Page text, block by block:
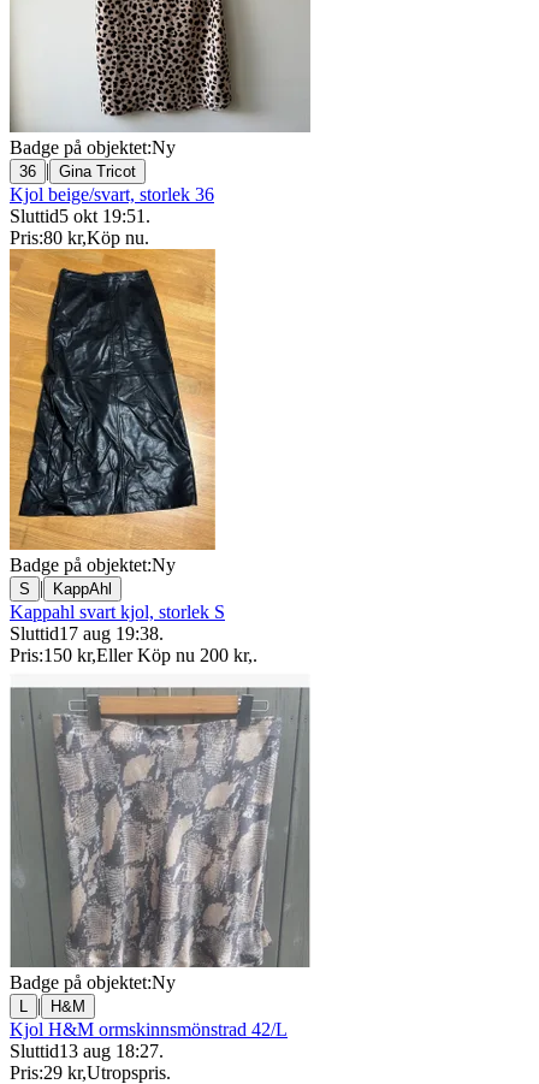
Badge på objektet:Ny
36 | Gina Tricot
Kjol beige/svart, storlek 36
Sluttid5 okt 19:51 .
Pris:80 kr,Köp nu.
Badge på objektet:Ny
S | KappAhl
Kappahl svart kjol, storlek S
Sluttid17 aug 19:38.
Pris:150 kr,Eller Köp nu 200 kr,.
Badge på objektet:Ny
L | H&M
Kjol H&M ormskinnsmönstrad 42/L
Sluttid13 aug 18:27.
Pris:29 kr,Utropspris.